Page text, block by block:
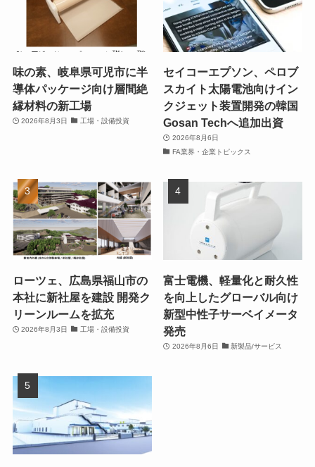
味の素、岐阜県可児市に半
導体パッケージ向け層間絶
縁材料の新工場
2026年8月3日 工場・設備投資
セイコーエプソン、ペロブ
スカイト太陽電池向けイン
クジェット装置開発の韓国
Gosan Techへ追加出資
2026年8月6日
FA業界・企業トピックス
ローツェ、広島県福山市の
本社に新社屋を建設 開発ク
リーンルームを拡充
2026年8月3日 工場・設備投資
富士電機、軽量化と耐久性
を向上したグローバル向け
新型中性子サーベイメータ
発売
2026年8月6日 新製品/サービス